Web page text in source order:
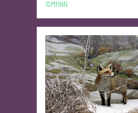
©MHNN